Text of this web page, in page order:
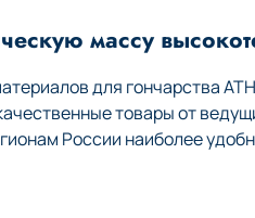
массу
для гончарства
товары от
России наиболее